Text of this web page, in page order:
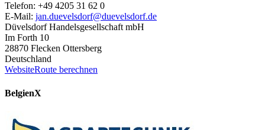
Telefon: +49 4205 31 62 0
E-Mail: jan.duevelsdorf@duevelsdorf.de
Düvelsdorf Handelsgesellschaft mbH
Im Forth 10
28870 Flecken Ottersberg
Deutschland
WebsiteRoute berechnen
BelgienX